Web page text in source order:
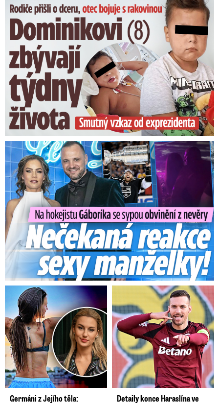
Dominikovi (8) zbývají týdny života: Vzkaz od exprezidenta
Na Gáboríka se sypou obvinění z nevěry: Reakce manželky!
Germáni z Jejího těla:
Detaily konce Haraslína ve